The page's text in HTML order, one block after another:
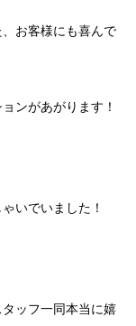
お客様にも喜んで
ンがあがります！
いでいました！
ッフ一同本当に嬉